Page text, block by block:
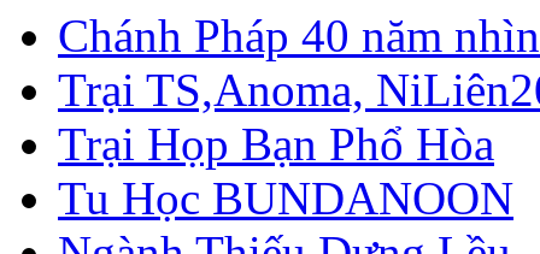
Chánh Pháp 40 năm
Trại TS,Anoma,
Trại Họp Bạn Phổ Hòa
Tu Học BUNDANOON